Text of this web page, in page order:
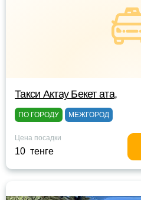
Такси Актау Бекет ата,
ПО ГОРОДУ МЕЖГОРОД
Цена посадки
10 тенге